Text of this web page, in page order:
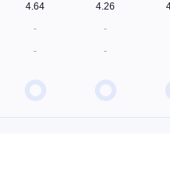
4.64
-
-
4.26
-
-